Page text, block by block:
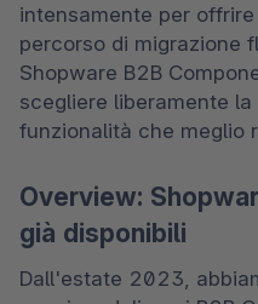
intensamente per
percorso di migrazione
Shopware B2B
scegliere liberamente
funzionalità che meglio
Overview:
già disponibili
Dall'estate 2023,